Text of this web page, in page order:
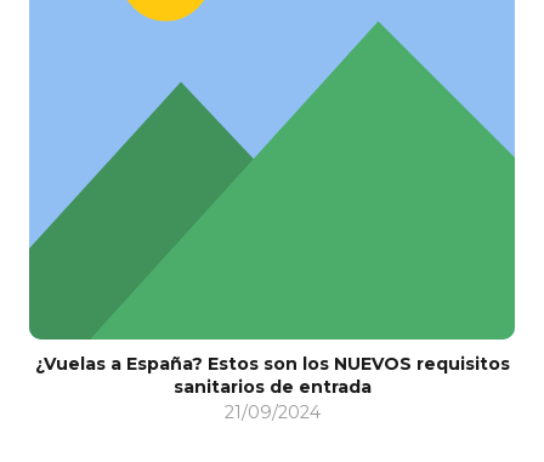
¿Vuelas a España? Estos son los NUEVOS requisitos
sanitarios de entrada
21/09/2024